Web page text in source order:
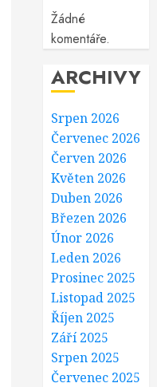
Žádné
komentáře.
ARCHIVY
Srpen 2026
Červenec 2026
Červen 2026
Květen 2026
Duben 2026
Březen 2026
Únor 2026
Leden 2026
Prosinec 2025
Listopad 2025
Říjen 2025
Září 2025
Srpen 2025
Červenec 2025